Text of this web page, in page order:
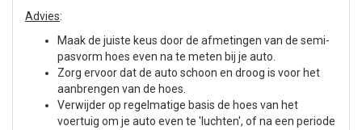
Advies:
Maak de juiste keus door de afmetingen van de semi-
pasvorm hoes even na te meten bij je auto.
Zorg ervoor dat de auto schoon en droog is voor het
aanbrengen van de hoes.
Verwijder op regelmatige basis de hoes van het
voertuig om je auto even te 'luchten', of na een periode